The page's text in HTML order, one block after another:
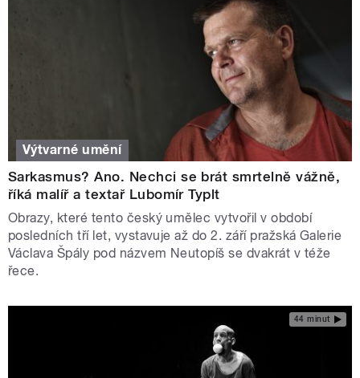
Výtvarné umění
Sarkasmus? Ano. Nechci se brát smrtelně vážně,
říká malíř a textař Lubomír Typlt
Obrazy, které tento český umělec vytvořil v období
posledních tří let, vystavuje až do 2. září pražská Galerie
Václava Špály pod názvem Neutopíš se dvakrát v téže
řece.
44 minut